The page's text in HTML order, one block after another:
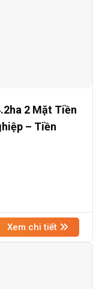
2 Mặt Tiền
– Tiền
Xem chi tiết